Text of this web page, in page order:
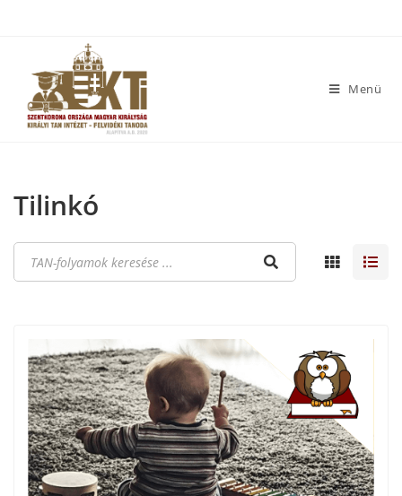
Menü
Tilinkó